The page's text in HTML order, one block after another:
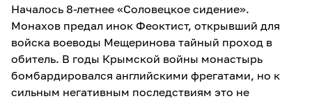
Началось 8-летнее «Соловецкое сидение».
Монахов предал инок Феоктист, открывший для
войска воеводы Мещеринова тайный проход в
обитель. В годы Крымской войны монастырь
бомбардировался английскими фрегатами, но к
сильным негативным последствиям это не